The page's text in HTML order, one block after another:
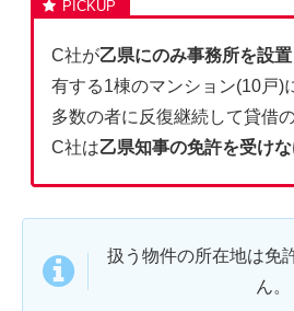
C社が乙県にのみ事務所を設置
有する1棟のマンション(10戸)
多数の者に反復継続して貸借
C社は乙県知事の免許を受け
扱う物件の所在地は免
ん。